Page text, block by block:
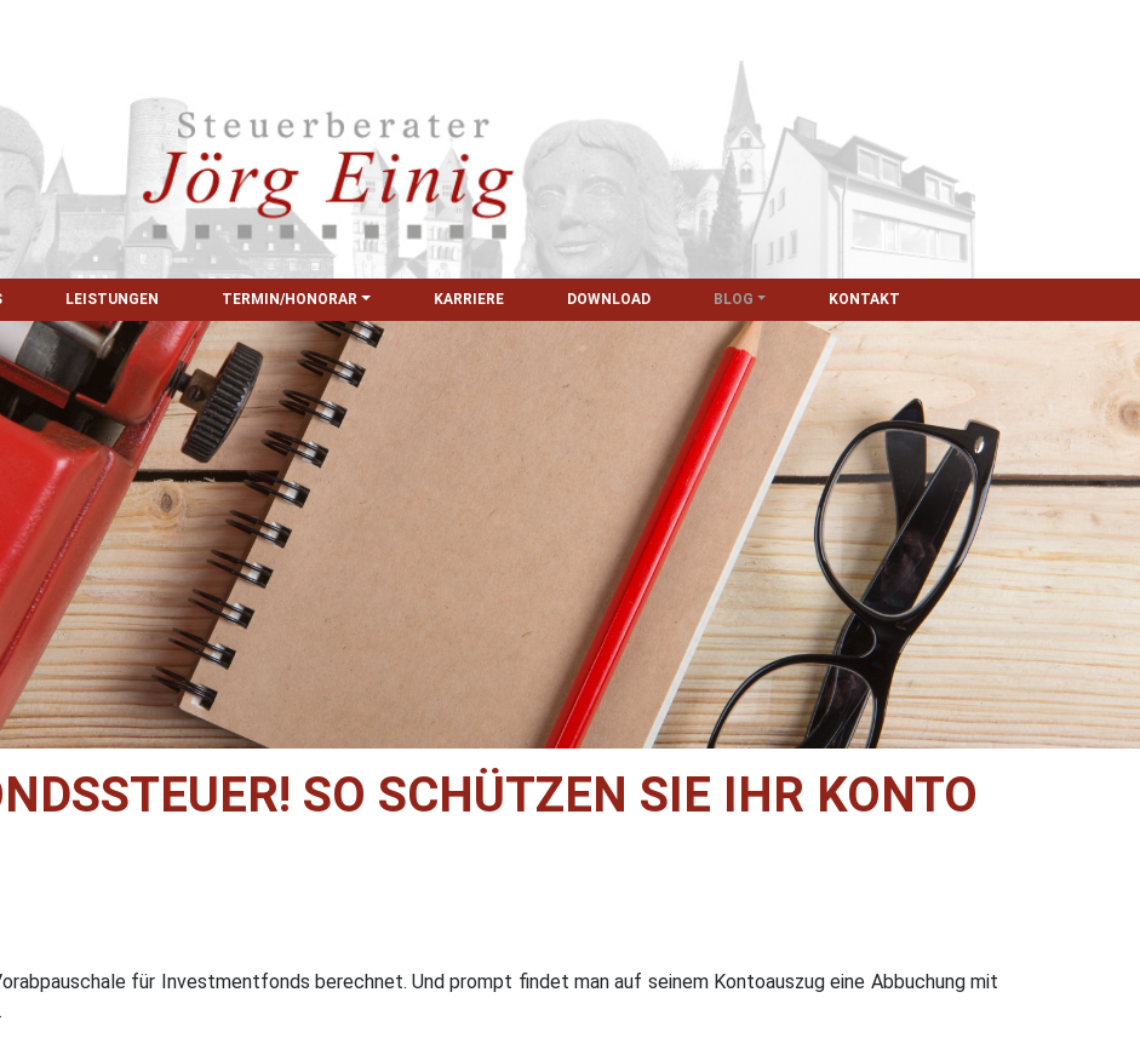
LEISTUNGEN TERMIN/HONORAR KARRIERE DOWNLOAD BLOG KONTAKT
SO SCHÜTZEN SIE IHR KONTO
für Investmentfonds berechnet. Und prompt findet man auf seinem Kontoauszug eine Abbuchung mit